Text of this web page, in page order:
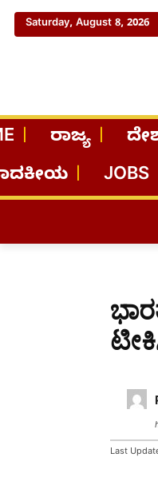
Saturday, August 8, 2026
ರಾಜ್ಯ
JOBS
Last